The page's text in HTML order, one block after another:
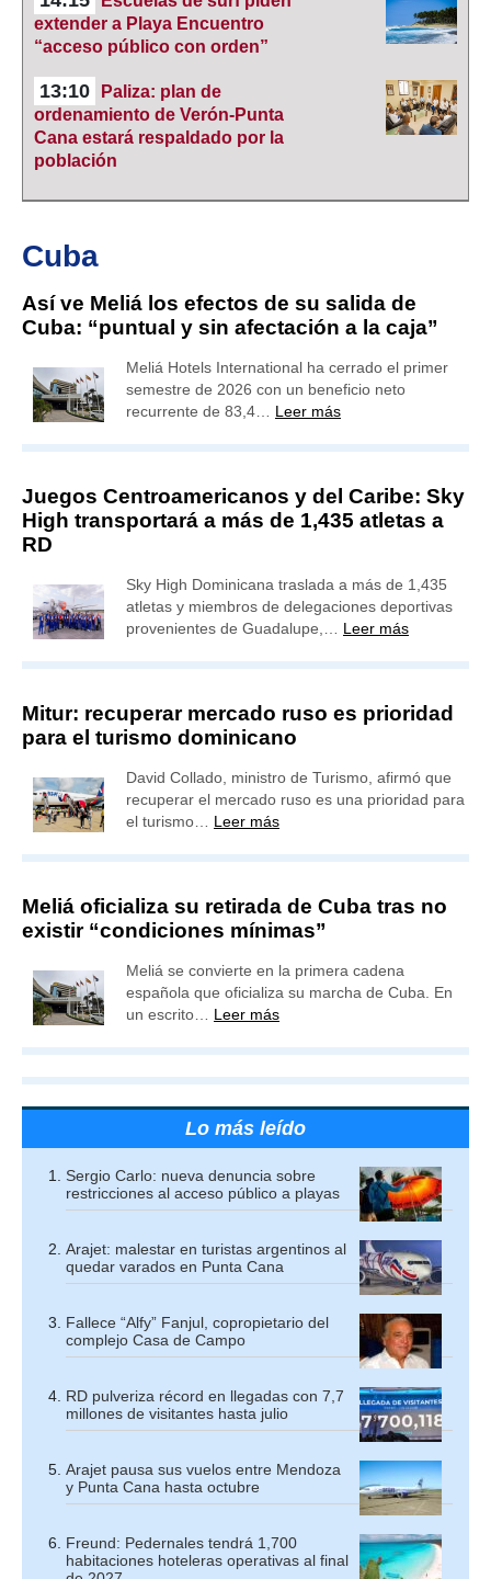
extender a Playa Encuentro
“acceso público con orden”
13:10
Paliza: plan de
ordenamiento de Verón-Punta
Cana estará respaldado por la
población
Cuba
Así ve Meliá los efectos de su salida de
Cuba: “puntual y sin afectación a la caja”
Meliá Hotels International ha cerrado el primer
semestre de 2026 con un beneficio neto
recurrente de 83,4… Leer más
Juegos Centroamericanos y del Caribe: Sky
High transportará a más de 1,435 atletas a
RD
Sky High Dominicana traslada a más de 1,435
atletas y miembros de delegaciones deportivas
provenientes de Guadalupe,… Leer más
Mitur: recuperar mercado ruso es prioridad
para el turismo dominicano
David Collado, ministro de Turismo, afirmó que
recuperar el mercado ruso es una prioridad para
el turismo… Leer más
Meliá oficializa su retirada de Cuba tras no
existir “condiciones mínimas”
Meliá se convierte en la primera cadena
española que oficializa su marcha de Cuba. En
un escrito… Leer más
Lo más leído
Sergio Carlo: nueva denuncia sobre
restricciones al acceso público a playas
Arajet: malestar en turistas argentinos al
quedar varados en Punta Cana
Fallece “Alfy” Fanjul, copropietario del
complejo Casa de Campo
RD pulveriza récord en llegadas con 7,7
millones de visitantes hasta julio
Arajet pausa sus vuelos entre Mendoza
y Punta Cana hasta octubre
Freund: Pedernales tendrá 1,700
habitaciones hoteleras operativas al final